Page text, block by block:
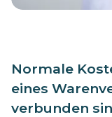
Normale
eines
verbunden